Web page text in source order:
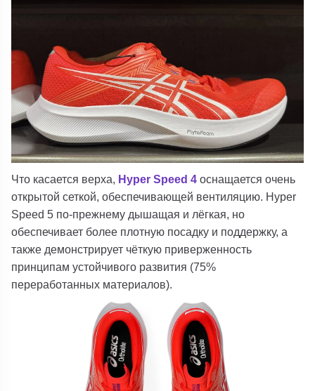
Что касается верха, Hyper Speed ​​​​4 оснащается очень
открытой сеткой, обеспечивающей вентиляцию. Hyper
Speed ​​​​5 по-прежнему дышащая и лёгкая, но
обеспечивает более плотную посадку и поддержку, а
также демонстрирует чёткую приверженность
принципам устойчивого развития (75%
переработанных материалов).